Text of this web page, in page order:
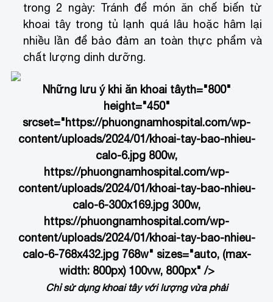
trong 2 ngày: Tránh để món ăn chế biến từ
khoai tây trong tủ lạnh quá lâu hoặc hâm lại
nhiều lần để bảo đảm an toàn thực phẩm và
chất lượng dinh dưỡng.
Những lưu ý khi ăn khoai tâyth="800"
height="450"
srcset="https://phuongnamhospital.com/wp-
content/uploads/2024/01/khoai-tay-bao-nhieu-
calo-6.jpg 800w,
https://phuongnamhospital.com/wp-
content/uploads/2024/01/khoai-tay-bao-nhieu-
calo-6-300x169.jpg 300w,
https://phuongnamhospital.com/wp-
content/uploads/2024/01/khoai-tay-bao-nhieu-
calo-6-768x432.jpg 768w" sizes="auto, (max-
width: 800px) 100vw, 800px" />
Chỉ sử dụng khoai tây với lượng vừa phải